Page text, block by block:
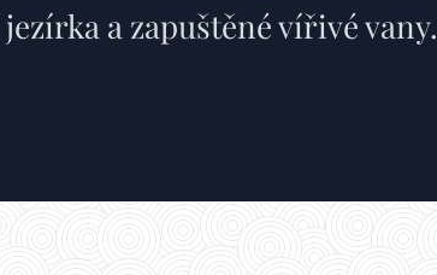
a zapuštěné vířivé vany.